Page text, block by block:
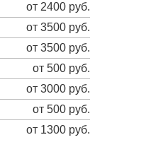
от 2400 руб.
от 3500 руб.
от 3500 руб.
от 500 руб.
от 3000 руб.
от 500 руб.
от 1300 руб.